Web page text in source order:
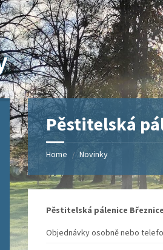
Pěstitelská
Home / Novinky
Pěstitelská pálenice
Objednávky osobně nebo